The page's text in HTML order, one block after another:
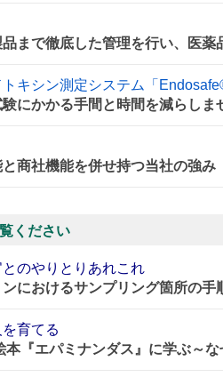
まで徹底した管理を行い、医薬
トキシン測定システム「
にかかる手間と時間を減らしま
商社機能を併せ持つ当社の強み
ください
とのやりとりあれこれ
におけるサンプリング箇所の手
を育てる
本『エパミナンダス』に学ぶ～